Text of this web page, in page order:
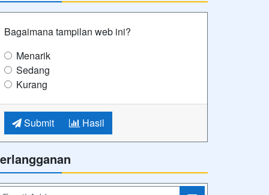
Bagaimana tampilan web ini?
Menarik
Sedang
Kurang
Submit Hasil